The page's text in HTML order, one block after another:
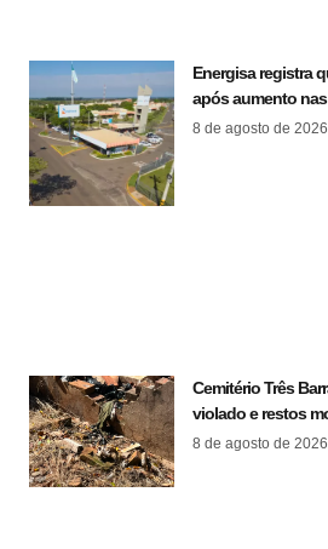
Energisa registra
após aumento
8 de agosto de 2026
Cemitério Três
violado e restos
8 de agosto de 2026